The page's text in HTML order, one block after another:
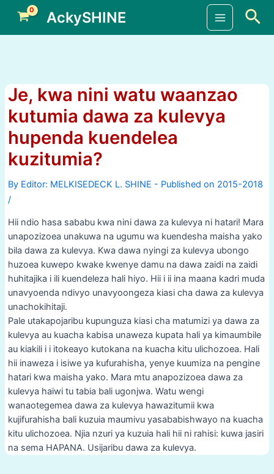
content
AckySHINE
Main
Je, kwa nini watu waanzao
kutumia dawa za kulevya
hupenda kuendelea
kuzitumia?
By
/
Hii ndio hasa sababu kwa nini dawa za kulevya ni hatari! Mara
unapozizoea unakuwa na ugumu wa kuendesha maisha yako
bila dawa za kulevya. Kwa dawa nyingi za kulevya ubongo
huzoea kuwepo kwake kwenye damu na dawa zaidi na zaidi
huhitajika i ili kuendeleza hali hiyo. Hii i ii ina maana kadri muda
unavyoenda ndivyo unavyoongeza kiasi cha dawa za kulevya
unachokihitaji.
Pale utakapojaribu kupunguza kiasi cha matumizi ya dawa za
kulevya au kuacha kabisa unaweza kupata hali ya kimaumbile
au kiakili i i itokeayo kutokana na kuacha kitu ulichozoea. Hali
hii inaweza i isiwe ya kufurahisha, yenye kuumiza na pengine
hatari kwa maisha yako. Mara mtu anapozizoea dawa za
kulevya haiwi tu tabia bali ugonjwa. Watu wengi
wanaotegemea dawa za kulevya hawazitumii kwa
kujifurahisha bali kuzuia maumivu yasababishwayo na kuacha
kitu ulichozoea. Njia nzuri ya kuzuia hali hii ni rahisi: kuwa jasiri
na sema HAPANA. Usijaribu dawa za kulevya.